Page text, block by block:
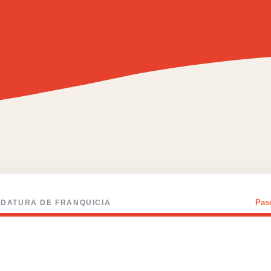
DE FRANQUICIA